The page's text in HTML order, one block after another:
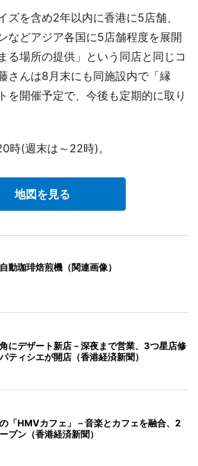
を含め2年以内に香港に5店舗、
などアジア各国に5店舗程度を展開
る場所の提供」という同店と同じコ
さんは8月末にも同施設内で「縁
を開催予定で、今後も定期的に取り
時(週末は～22時)。
地図を見る
動珈琲焙煎機（関連画像）
にデザート新店－深夜まで営業、3つ星店修
ティシエが開店（香港経済新聞）
「HMVカフェ」－音楽とカフェを融合、2
プン（香港経済新聞）